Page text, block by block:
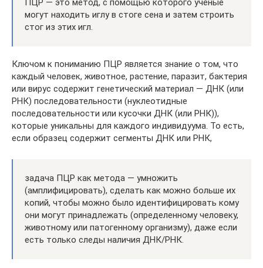
могут находить иглу в стоге сена и затем строить
стог из этих игл.
Ключом к пониманию ПЦР является знание о том, что
каждый человек, животное, растение, паразит, бактерия
или вирус содержит генетический материал — ДНК (или
РНК) последовательности (нуклеотидные
последовательности или кусочки ДНК (или РНК)),
которые уникальны для каждого индивидуума. То есть,
если образец содержит сегменты ДНК или РНК,
задача ПЦР как метода — умножить
(амплифицировать), сделать как можно больше их
копий, чтобы можно было идентифицировать кому
они могут принадлежать (определенному человеку,
животному или патогенному организму), даже если
есть только следы наличия ДНК/РНК.